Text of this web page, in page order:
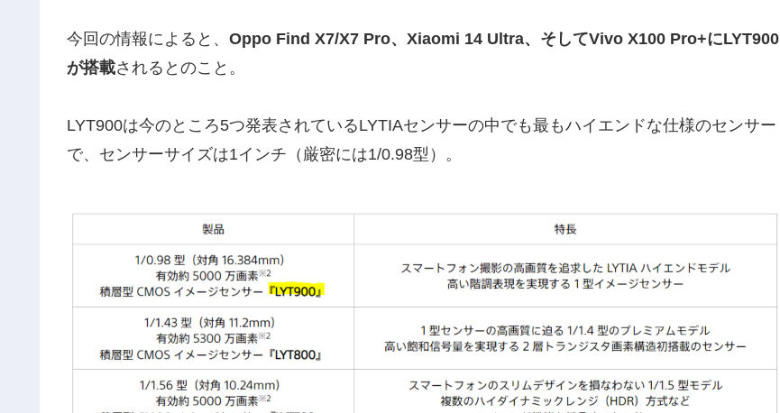
今回の情報によると、 Oppo Find X7/X7 Pro、Xiaomi 14 Ultra、そしてVivo X100 Pro+にLYT900
が搭載されるとのこと。
LYT900は今のところ5つ発表されているLYTIAセンサーの中でも最もハイエンドな仕様のセンサー
で、センサーサイズは1インチ（厳密には1/0.98型）。